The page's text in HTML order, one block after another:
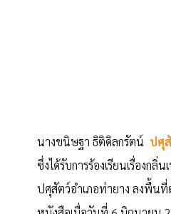
นางขนิษฐา ธิติดิลกรัตน์ ปศุ
ซึ่งได้รับการร้องเรียนเรื่อง
ปศุสัตว์อำเภอท่ายาง ลงพื้นที่